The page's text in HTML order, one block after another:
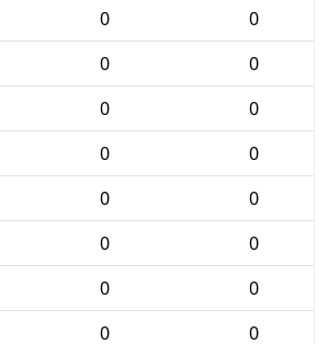
0
0
0
0
0
0
0
0
0
0
0
0
0
0
0 0